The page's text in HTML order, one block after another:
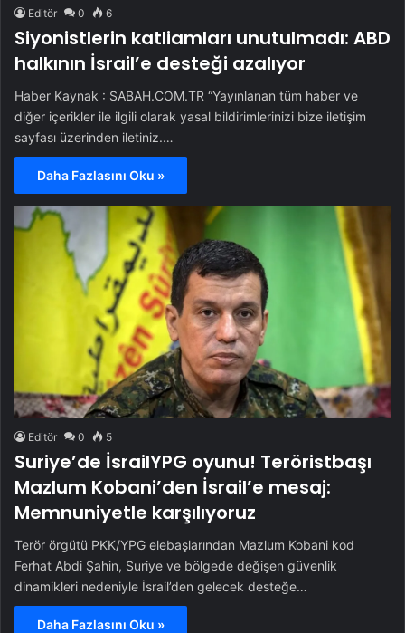
Editör 0 6
Siyonistlerin katliamları unutulmadı: ABD
halkının İsrail’e desteği azalıyor
Haber Kaynak : SABAH.COM.TR “Yayınlanan tüm haber ve
diğer içerikler ile ilgili olarak yasal bildirimlerinizi bize iletişim
sayfası üzerinden iletiniz.…
Daha Fazlasını Oku »
Editör 0 5
Suriye’de İsrailYPG oyunu! Teröristbaşı
Mazlum Kobani’den İsrail’e mesaj:
Memnuniyetle karşılıyoruz
Terör örgütü PKK/YPG elebaşlarından Mazlum Kobani kod
Ferhat Abdi Şahin, Suriye ve bölgede değişen güvenlik
dinamikleri nedeniyle İsrail’den gelecek desteğe…
Daha Fazlasını Oku »